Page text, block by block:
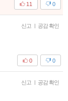
0
11
신고 | 공감 확인
0
0
신고 | 공감 확인